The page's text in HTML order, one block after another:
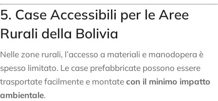
5. Case Accessibili per le Aree
Rurali della Bolivia
Nelle zone rurali, l’accesso a materiali e manodopera è
spesso limitato. Le case prefabbricate possono essere
trasportate facilmente e montatecon il minimo impatto
ambientale.